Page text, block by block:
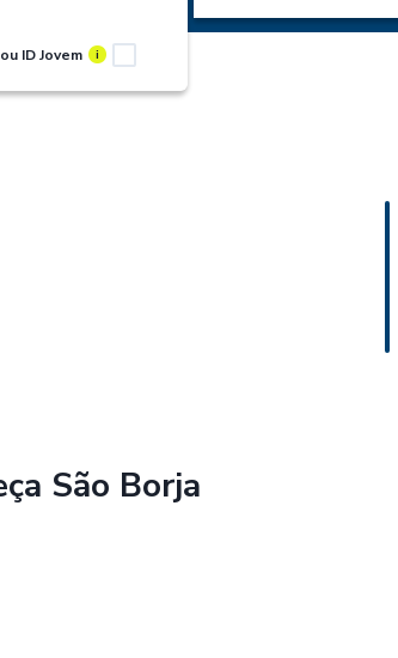
ID Jovem i
São Borja